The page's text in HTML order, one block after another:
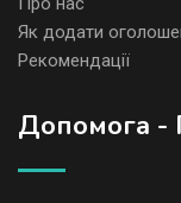
Як додати
Рекомендації
Допомога -